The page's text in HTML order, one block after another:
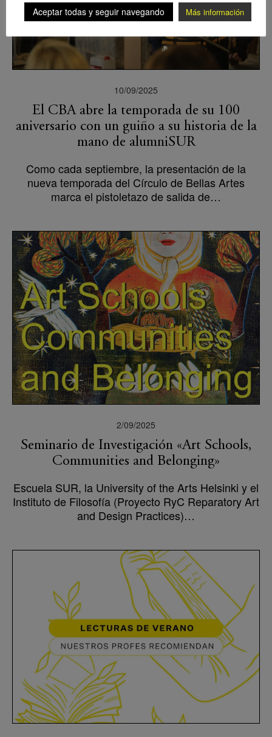
10/09/2025
El CBA abre la temporada de su 100
aniversario con un guiño a su historia de la
mano de alumniSUR
Como cada septiembre, la presentación de la
nueva temporada del Círculo de Bellas Artes
marca el pistoletazo de salida de…
2/09/2025
Seminario de Investigación «Art Schools,
Communities and Belonging»
Escuela SUR, la University of the Arts Helsinki y el
Instituto de Filosofía (Proyecto RyC Reparatory Art
and Design Practices)…
Aceptar todas y seguir navegando Más información